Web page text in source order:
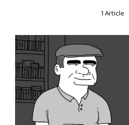
1 Article